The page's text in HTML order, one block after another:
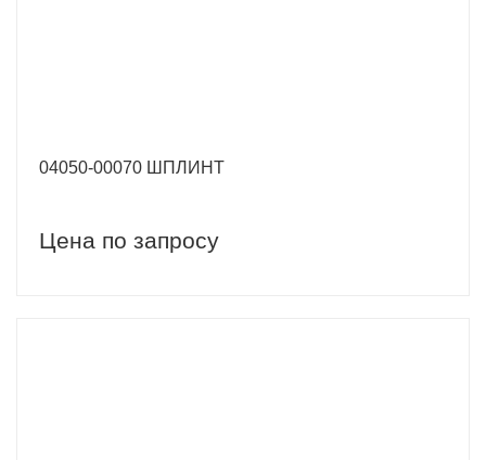
04050-00070 ШПЛИНТ
Цена по запросу